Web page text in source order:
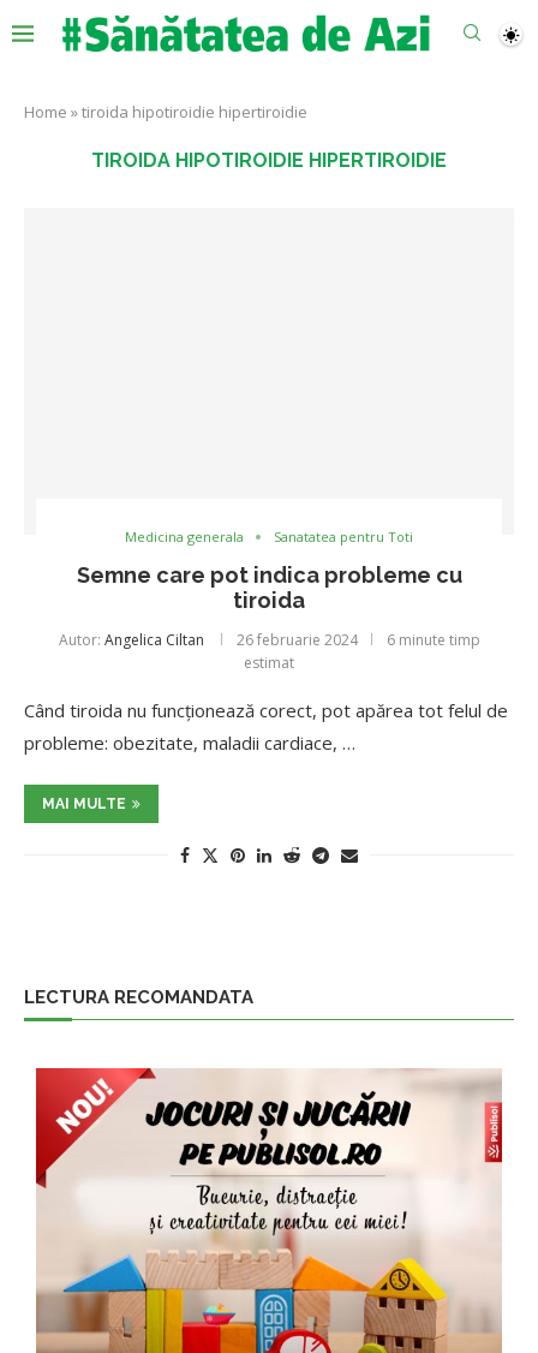
Home »tiroida hipotiroidie hipertiroidie
TIROIDA HIPOTIROIDIE HIPERTIROIDIE
Medicina generala Sanatatea pentru Toti
Semne care pot indica probleme cu
tiroida
Autor: Angelica Ciltan 26 februarie 2024
6 minute timp
estimat
Când tiroida nu funcționează corect, pot apărea tot felul de
probleme: obezitate, maladii cardiace, …
MAI MULTE
LECTURA RECOMANDATA